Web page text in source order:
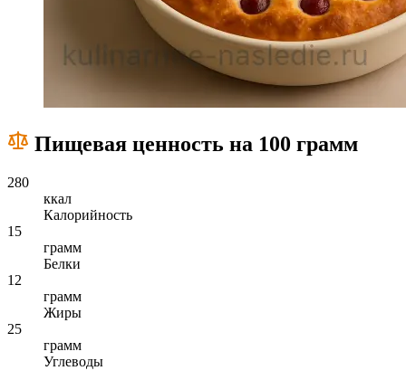
Пищевая ценность на 100 грамм
280
ккал
Калорийность
15
грамм
Белки
12
грамм
Жиры
25
грамм
Углеводы